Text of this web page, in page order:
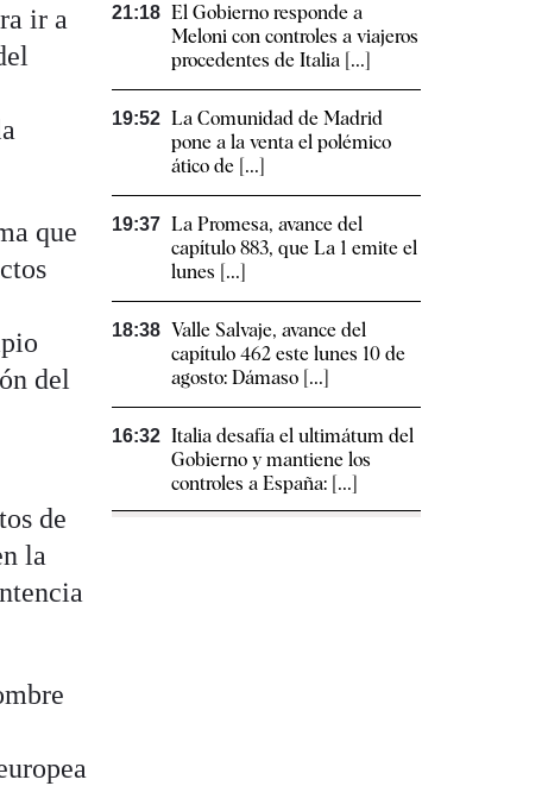
ir a
que
del
de
la
21:18 El Gobierno responde a
Meloni con controles a viajeros
procedentes de Italia [...]
19:52 La Comunidad de Madrid
pone a la venta el polémico
ático de [...]
19:37 La Promesa, avance del
capítulo 883, que La 1 emite el
lunes [...]
18:38 Valle Salvaje, avance del
capítulo 462 este lunes 10 de
agosto: Dámaso [...]
16:32 Italia desafía el ultimátum del
Gobierno y mantiene los
controles a España: [...]